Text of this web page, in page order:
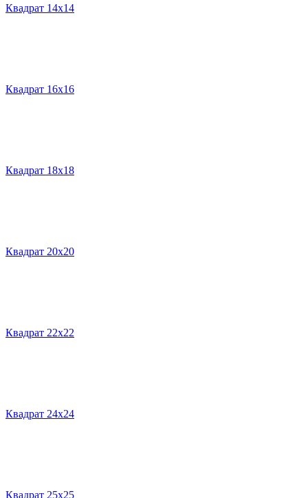
Квадрат 14х14
Квадрат 16х16
Квадрат 18х18
Квадрат 20х20
Квадрат 22х22
Квадрат 24х24
Квадрат 25х25